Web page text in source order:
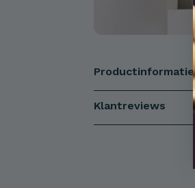
Productinformatie
Klantreviews